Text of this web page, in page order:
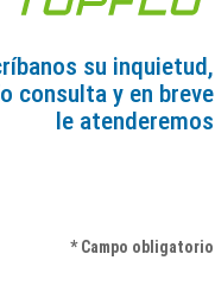
su inquietud,
consulta y en breve
le atenderemos
* Campo obligatorio